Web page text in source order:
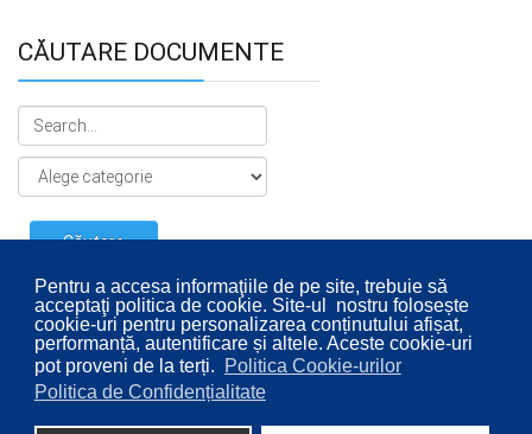
Pentru a accesa informaţiile de pe site, trebuie să
acceptaţi politica de cookie. Site-ul nostru folosește
cookie-uri pentru personalizarea conținutului afișat,
performanță, autentificare și altele. Aceste cookie-uri
pot proveni de la terți.
Politica Cookie-urilor
Politica de Confidențialitate
CĂUTARE DOCUMENTE
© 2026 Consiliul Local al Sectorului 2 București. Designed By